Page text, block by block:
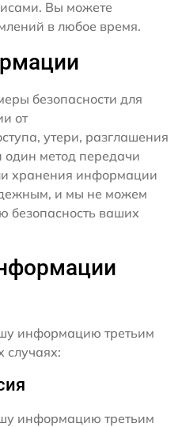
Вы можете
в любое время.
безопасности для
от
утери, разглашения
метод передачи
хранения информации
и мы не можем
безопасность ваших
информацию третьим
случаях:
информацию третьим